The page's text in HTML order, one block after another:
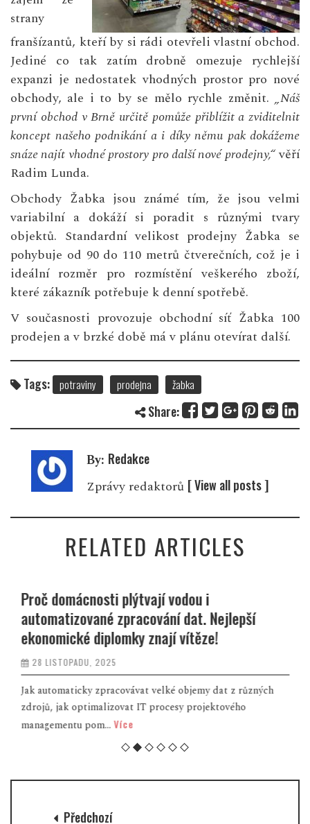
strany
franšízantů, kteří by si rádi otevřeli vlastní obchod.
Jediné co tak zatím drobně omezuje rychlejší
expanzi je nedostatek vhodných prostor pro nové
obchody, ale i to by se mělo rychle změnit. „Náš
první obchod v Brně určitě pomůže přiblížit a zviditelnit
koncept našeho podnikání a i díky němu pak dokážeme
snáze najít vhodné prostory pro další nové prodejny,“věří
Radim Lunda.
Obchody Žabka jsou známé tím, že jsou velmi
variabilní a dokáží si poradit s různými tvary
objektů. Standardní velikost prodejny Žabka se
pohybuje od 90 do 110 metrů čtverečních, což je i
ideální rozměr pro rozmístění veškerého zboží,
které zákazník potřebuje k denní spotřebě.
V současnosti provozuje obchodní síť Žabka 100
prodejen a v brzké době má v plánu otevírat další.
Tags: potraviny prodejna žabka
Share:
By: Redakce
Zprávy redaktorů [ View all posts ]
RELATED ARTICLES
Proč domácnosti plýtvají vodou i
automatizované zpracování dat. Nejlepší
ekonomické diplomky znají vítěze!
28 LISTOPADU, 2025
Jak automaticky zpracovávat velké objemy dat z různých
zdrojů, jak optimalizovat IT procesy projektového
managementu pom...Více
Předchozí